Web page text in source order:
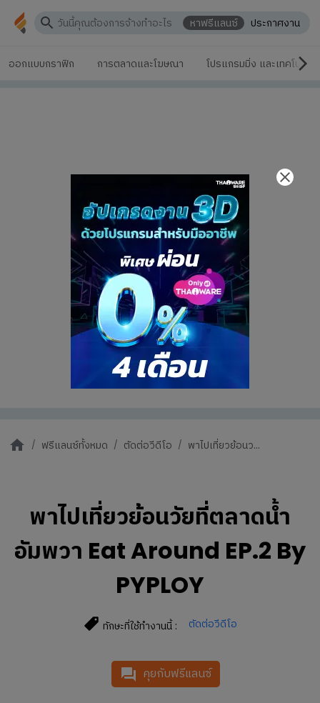
หาฟรีแลนซ์ ประกาศงาน
ออกแบบกราฟิก การตลาดและโฆษณา โปรแกรมมิ่ง และเทคโนโลยี
ฟรีแลนซ์ทั้งหมด ตัดต่อวีดีโอ พาไปเที่ยวย้อนว...
พาไปเที่ยวย้อนวัยที่ตลาดน้ำ
อัมพวา Eat Around EP.2 By
PYPLOY
ทักษะที่ใช้ทำงานนี้ : ตัดต่อวีดีโอ
คุยกับฟรีแลนซ์